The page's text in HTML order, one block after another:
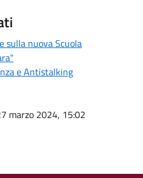
sulla nuova Scuola
e Antistalking
marzo 2024, 15:02